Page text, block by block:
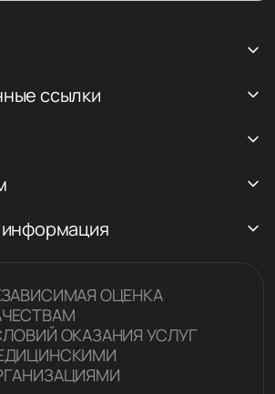
ссылки
ОЦЕНКА
ОКАЗАНИЯ УСЛУГ